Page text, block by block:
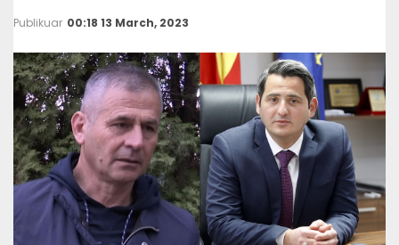
Publikuar 00:18 13 March, 2023